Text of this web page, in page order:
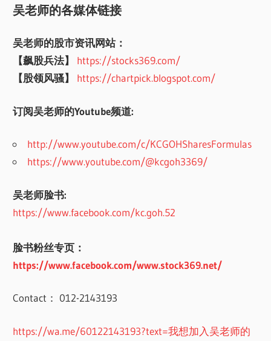
吴老师的各媒体链接
吴老师的股市资讯网站：
【飙股兵法】
https://stocks369.com/
【股领风骚】
https://chartpick.blogspot.com/
订阅吴老师的Youtube频道:
http://www.youtube.com/c/KCGOHSharesFormulas
https://www.youtube.com/@kcgoh3369/
吴老师脸书:
https://www.facebook.com/kc.goh.52
脸书粉丝专页：
https://www.facebook.com/www.stock369.net/
Contact： 012-2143193
https://wa.me/60122143193?text=我想加入吴老师的